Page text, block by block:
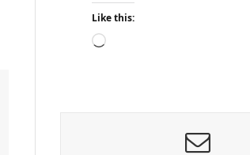
Like this:
L